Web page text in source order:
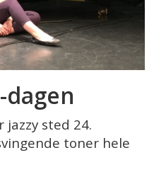
dagen
sted 24.
toner hele